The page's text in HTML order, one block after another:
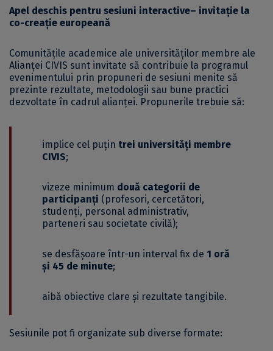
Apel deschis pentru sesiuni interactive– invitație la
co-creație europeană
Comunitățile academice ale universităților membre ale
Alianței CIVIS sunt invitate să contribuie la programul
evenimentului prin propuneri de sesiuni menite să
prezinte rezultate, metodologii sau bune practici
dezvoltate în cadrul alianței. Propunerile trebuie să:
implice cel puțin trei universități membre
CIVIS;
vizeze minimum două categorii de
participanți (profesori, cercetători,
studenți, personal administrativ,
parteneri sau societate civilă);
se desfășoare într-un interval fix de 1 oră
și 45 de minute;
aibă obiective clare și rezultate tangibile.
Sesiunile pot fi organizate sub diverse formate: